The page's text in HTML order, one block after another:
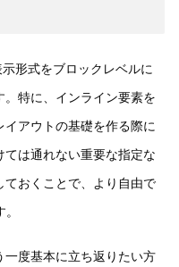
形式をブロックレベルに
特に、インライン要素を
アウトの基礎を作る際に
は通れない重要な指定な
おくことで、より自由で
一度基本に立ち返りたい方